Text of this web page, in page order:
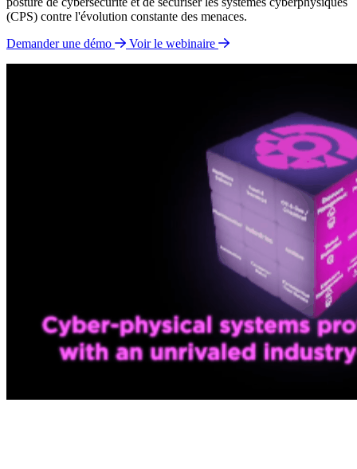
(CPS) contre l'évolution constante des menaces.
Demander une démo
Voir le webinaire